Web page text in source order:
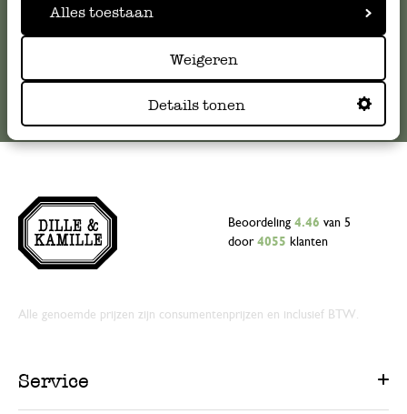
Alles toestaan
Weigeren
Details tonen
Beoordeling 4.46 van 5
door 4055 klanten
Alle genoemde prijzen zijn consumentenprijzen en inclusief BTW.
Service